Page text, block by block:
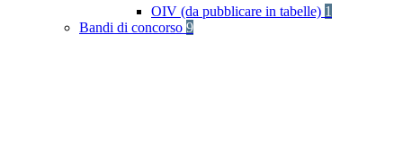
OIV (da pubblicare in tabelle) 1
Bandi di concorso 9